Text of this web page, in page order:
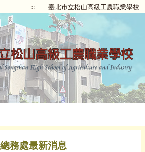
::: 臺北市立松山高級工農職業學校
總務處最新消息